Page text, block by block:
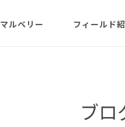
マルベリー
て（
版）
フィールド
植物（種子植
ブロ